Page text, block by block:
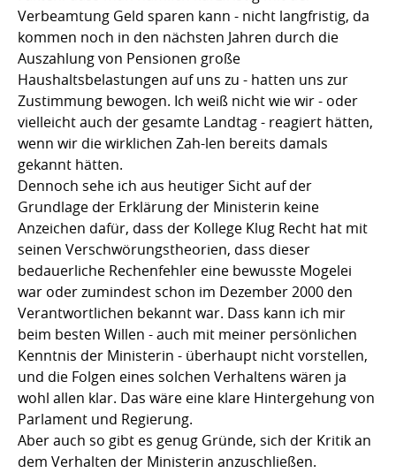
Verbeamtung Geld sparen kann - nicht langfristig, da
kommen noch in den nächsten Jahren durch die
Auszahlung von Pensionen große
Haushaltsbelastungen auf uns zu - hatten uns zur
Zustimmung bewogen. Ich weiß nicht wie wir - oder
vielleicht auch der gesamte Landtag - reagiert hätten,
wenn wir die wirklichen Zah-len bereits damals
gekannt hätten.
Dennoch sehe ich aus heutiger Sicht auf der
Grundlage der Erklärung der Ministerin keine
Anzeichen dafür, dass der Kollege Klug Recht hat mit
seinen Verschwörungstheorien, dass dieser
bedauerliche Rechenfehler eine bewusste Mogelei
war oder zumindest schon im Dezember 2000 den
Verantwortlichen bekannt war. Dass kann ich mir
beim besten Willen - auch mit meiner persönlichen
Kenntnis der Ministerin - überhaupt nicht vorstellen,
und die Folgen eines solchen Verhaltens wären ja
wohl allen klar. Das wäre eine klare Hintergehung von
Parlament und Regierung.
Aber auch so gibt es genug Gründe, sich der Kritik an
dem Verhalten der Ministerin anzuschließen.